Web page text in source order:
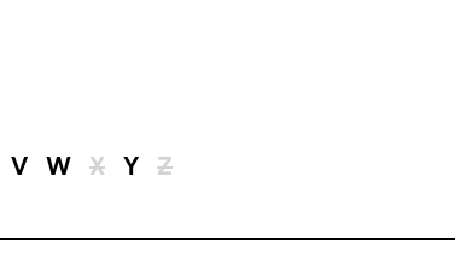
V W X Y Z